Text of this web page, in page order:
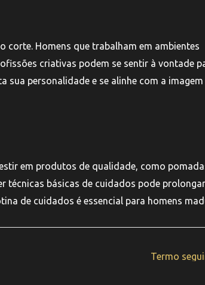
corte. Homens que trabalham em ambientes
criativas podem se sentir à vontade
personalidade e se alinhe com a imagem
em produtos de qualidade, como
técnicas básicas de cuidados pode
de cuidados é essencial para homens
Termo